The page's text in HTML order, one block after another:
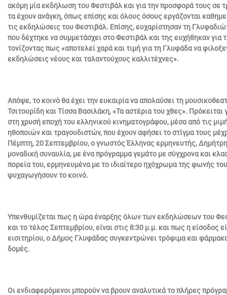
ακόμη μία εκδήλωση του Φεστιβάλ και για την προσφορά τους σε
τα έχουν ανάγκη, όπως επίσης και όλους όσους εργάζονται
τις εκδηλώσεις του Φεστιβάλ. Επίσης, ευχαρίστησαν τη
που δέχτηκε να συμμετάσχει στο Φεστιβάλ και της ευχήθηκαν για
τονίζοντας πως «αποτελεί χαρά και τιμή για τη Γλυφάδα να
εκδηλώσεις νέους και ταλαντούχους καλλιτέχνες».
Απόψε, το κοινό θα έχει την ευκαιρία να απολαύσει τη
Τσιτουρίδη και Τίσσα Βασιλάκη, «Τα αστέρια του χθες». Πρόκειται
στη χρυσή εποχή του ελληνικού κινηματογράφου, μέσα από τις
ηθοποιών και τραγουδιστών, που έχουν αφήσει το στίγμα τους
Πέμπτη, 20 Σεπτεμβρίου, ο γνωστός Έλληνας ερμηνευτής,
μοναδική συναυλία, με ένα πρόγραμμα γεμάτο με σύγχρονα και
πορεία του, ερμηνευμένα με το ιδιαίτερο ηχόχρωμα της φωνής
ψυχαγωγήσουν το κοινό.
Υπενθυμίζεται πως η ώρα έναρξης όλων των εκδηλώσεων του
και το τέλος Σεπτεμβρίου, είναι στις 8:30 μ.μ. και πως η είσοδος
εισιτηρίου, ο Δήμος Γλυφάδας συγκεντρώνει τρόφιμα και
δομές.
Οι ενδιαφερόμενοι μπορούν να βρουν αναλυτικά το πλήρες